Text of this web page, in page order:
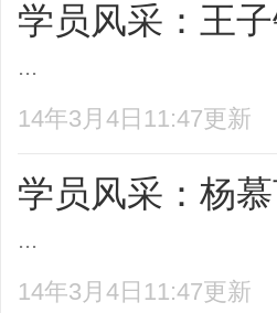
学员风采：王
...
14年3月4日11:47更新
学员风采：杨
...
14年3月4日11:47更新